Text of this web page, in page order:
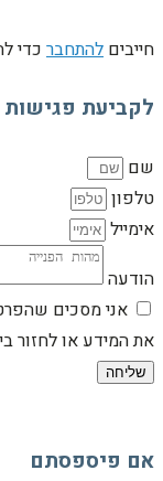
חייבים להתחבר כדי
לקביעת פגישות
שם
טלפון
אימייל
הודעה
אני מסכים
את המידע או לחזור
שליחה
אם פיספסתם